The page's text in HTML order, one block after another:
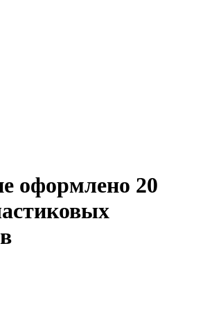
оформлено 20